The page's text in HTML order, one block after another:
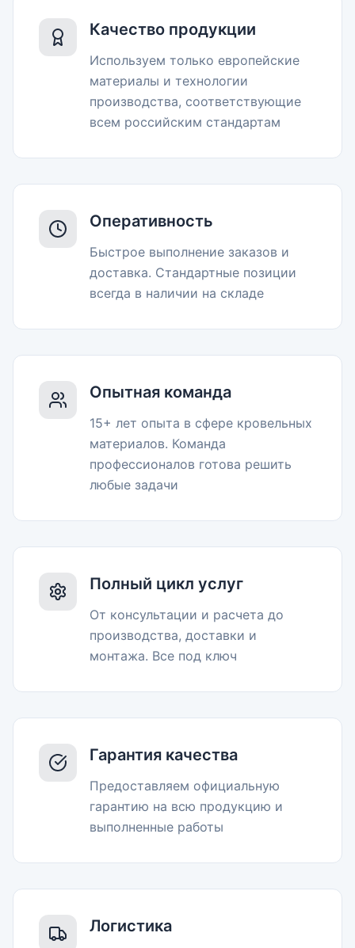
Качество продукции
Используем только европейские
материалы и технологии
производства, соответствующие
всем российским стандартам
Оперативность
Быстрое выполнение заказов и
доставка. Стандартные позиции
всегда в наличии на складе
Опытная команда
15+ лет опыта в сфере кровельных
материалов. Команда
профессионалов готова решить
любые задачи
Полный цикл услуг
От консультации и расчета до
производства, доставки и
монтажа. Все под ключ
Гарантия качества
Предоставляем официальную
гарантию на всю продукцию и
выполненные работы
Логистика